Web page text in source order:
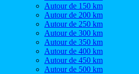
Autour de 150 km
Autour de 200 km
Autour de 250 km
Autour de 300 km
Autour de 350 km
Autour de 400 km
Autour de 450 km
Autour de 500 km